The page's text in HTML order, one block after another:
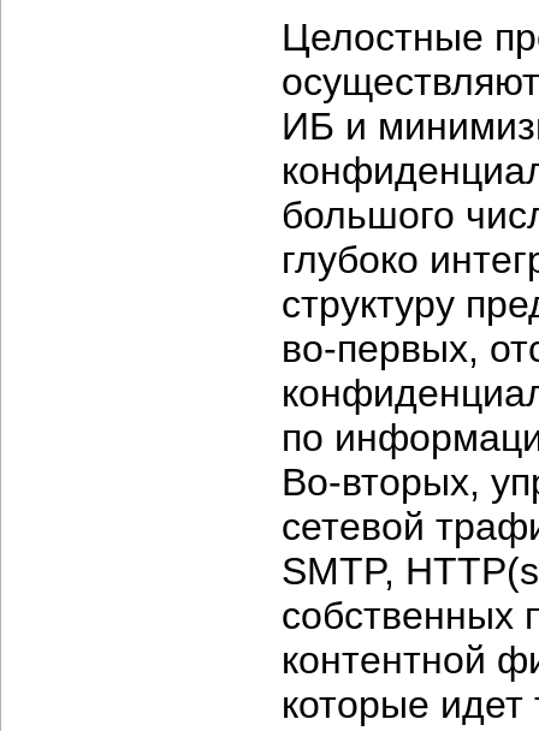
Целостные
ИБ и
большого
глубоко
структуру
во-первых,
по
Во-вторых,
сетевой
SMTP,
собственных
контентной
которые идет